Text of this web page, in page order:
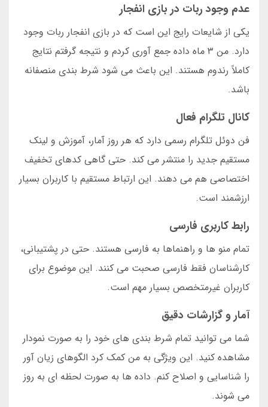
عدم وجود ربات در بازی انفجار
یکی از شایعات رایج این است که در بازی انفجار ربات وجود
دارد. من ۳ ماه داده جمع آوری کردم و نتیجه گرفتم نتایج
کاملاً رندوم هستند. این باعث می شود شرط بندی منصفانه
باشد.
کانال تلگرام فعال
فن دوئل تلگرام رسمی دارد که هر روز آمار، آموزش و لینک
مستقیم جدید را منتشر می کند. حتی گاهی کدهای تخفیف
اختصاصی هم می دهند. این ارتباط مستقیم با کاربران بسیار
ارزشمند است.
رابط کاربری فارسی
تمام منو ها و راهنماها به فارسی هستند. حتی در پشتیبانی،
کارشناسان فقط فارسی صحبت می کنند. این موضوع برای
کاربران غیرمتخصص بسیار مهم است.
آمار و گزارشات دقیق
شما می توانید تمام شرط بندی های خود را به صورت نمودار
مشاهده کنید. این ویژگی به من کمک کرد الگوهای زیان آور
را شناسایی و اصلاح کنم. داده ها به صورت لحظه ای به روز
می شوند.